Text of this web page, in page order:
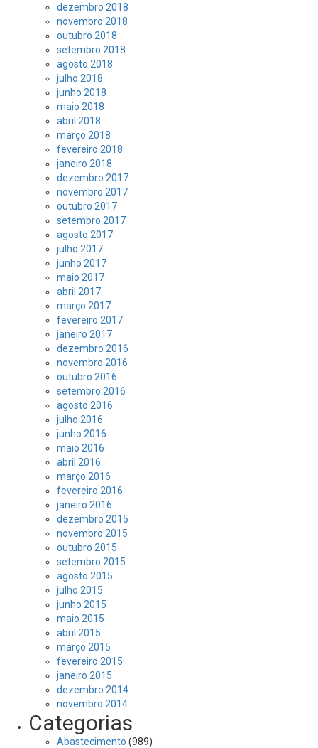
dezembro 2018
novembro 2018
outubro 2018
setembro 2018
agosto 2018
julho 2018
junho 2018
maio 2018
abril 2018
março 2018
fevereiro 2018
janeiro 2018
dezembro 2017
novembro 2017
outubro 2017
setembro 2017
agosto 2017
julho 2017
junho 2017
maio 2017
abril 2017
março 2017
fevereiro 2017
janeiro 2017
dezembro 2016
novembro 2016
outubro 2016
setembro 2016
agosto 2016
julho 2016
junho 2016
maio 2016
abril 2016
março 2016
fevereiro 2016
janeiro 2016
dezembro 2015
novembro 2015
outubro 2015
setembro 2015
agosto 2015
julho 2015
junho 2015
maio 2015
abril 2015
março 2015
fevereiro 2015
janeiro 2015
dezembro 2014
novembro 2014
Categorias
Abastecimento (989)